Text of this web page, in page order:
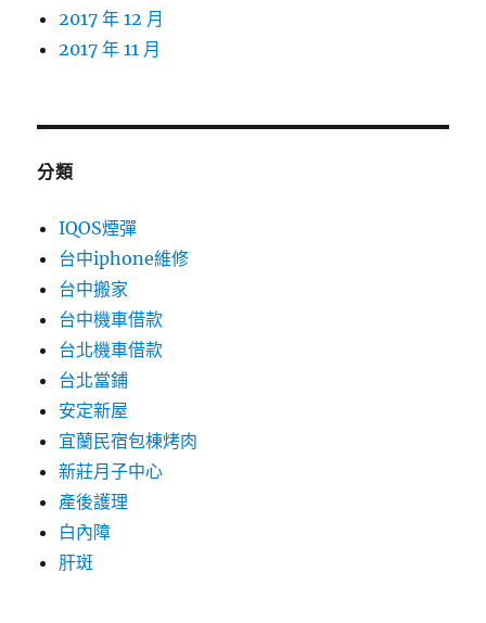
2017 年 12 月
2017 年 11 月
分類
IQOS煙彈
台中iphone維修
台中搬家
台中機車借款
台北機車借款
台北當鋪
安定新屋
宜蘭民宿包棟烤肉
新莊月子中心
產後護理
白內障
肝斑